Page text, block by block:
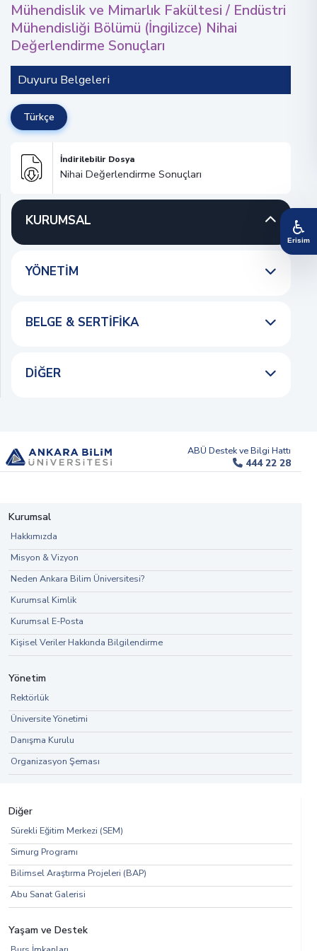
Mühendislik ve Mimarlık Fakültesi / Endüstri
Mühendisliği Bölümü (İngilizce) Nihai
Değerlendirme Sonuçları
Duyuru Belgeleri
Türkçe
İndirilebilir Dosya
Nihai Değerlendirme Sonuçları
KURUMSAL
YÖNETIM
BELGE & SERTIFIKA
DIĞER
ABÜ Destek ve Bilgi Hattı
444 22 28
Kurumsal
Hakkımızda
Misyon & Vizyon
Neden Ankara Bilim Üniversitesi?
Kurumsal Kimlik
Kurumsal E-Posta
Kişisel Veriler Hakkında Bilgilendirme
Yönetim
Rektörlük
Üniversite Yönetimi
Danışma Kurulu
Organizasyon Şeması
Diğer
Sürekli Eğitim Merkezi (SEM)
Simurg Programı
Bilimsel Araştırma Projeleri (BAP)
Abu Sanat Galerisi
Yaşam ve Destek
♿
Erisim